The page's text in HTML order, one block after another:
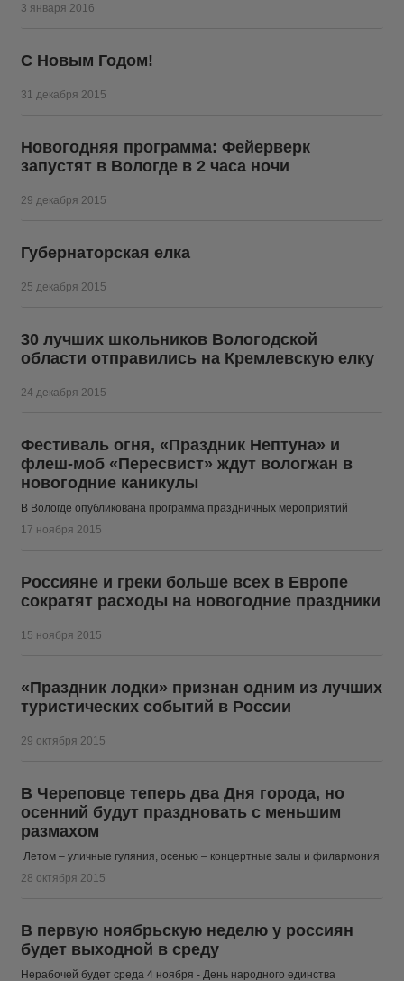
3 января 2016
С Новым Годом!
31 декабря 2015
Новогодняя программа: Фейерверк
запустят в Вологде в 2 часа ночи
29 декабря 2015
Губернаторская елка
25 декабря 2015
30 лучших школьников Вологодской
области отправились на Кремлевскую елку
24 декабря 2015
Фестиваль огня, «Праздник Нептуна» и
флеш-моб «Пересвист» ждут вологжан в
новогодние каникулы
В Вологде опубликована программа праздничных мероприятий
17 ноября 2015
Россияне и греки больше всех в Европе
сократят расходы на новогодние праздники
15 ноября 2015
«Праздник лодки» признан одним из лучших
туристических событий в России
29 октября 2015
В Череповце теперь два Дня города, но
осенний будут праздновать с меньшим
размахом
Летом – уличные гуляния, осенью – концертные залы и филармония
28 октября 2015
В первую ноябрьскую неделю у россиян
будет выходной в среду
Нерабочей будет среда 4 ноября - День народного единства